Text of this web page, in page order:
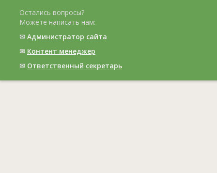
Остались вопросы?
Можете написать нам:
✉ Администратор сайта
✉ Контент менеджер
✉ Ответственный cекретарь